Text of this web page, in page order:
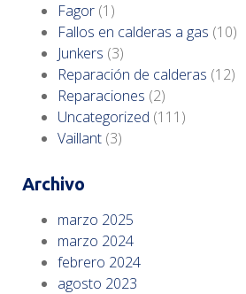
Fagor (1)
Fallos en calderas a gas (10)
Junkers (3)
Reparación de calderas (12)
Reparaciones (2)
Uncategorized (111)
Vaillant (3)
Archivo
marzo 2025
marzo 2024
febrero 2024
agosto 2023